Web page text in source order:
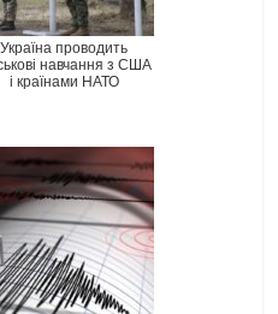
Україна проводить
навчання з США
і країнами НАТО